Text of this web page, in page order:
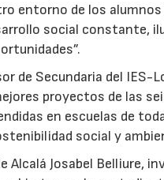
entorno de los
social constante,
de Secundaria del
proyectos de las
en escuelas de
social y
Alcalá Josabel Belliure,